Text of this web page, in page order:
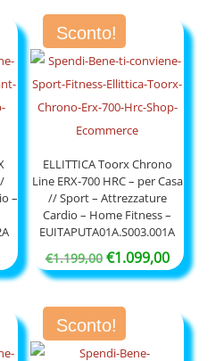
era:
€650,00.
€550,00.
–
Sconto!
ELLITTICA Toorx Chrono
Line ERX-700 HRC – per Casa
// Sport – Attrezzature
Cardio – Home Fitness –
EUITAPUTA01A.S003.001A
€1.199,00 Il
prezzo
originale
era:
€1.199,00.
€1.099,00Il
prezzo
Sconto!